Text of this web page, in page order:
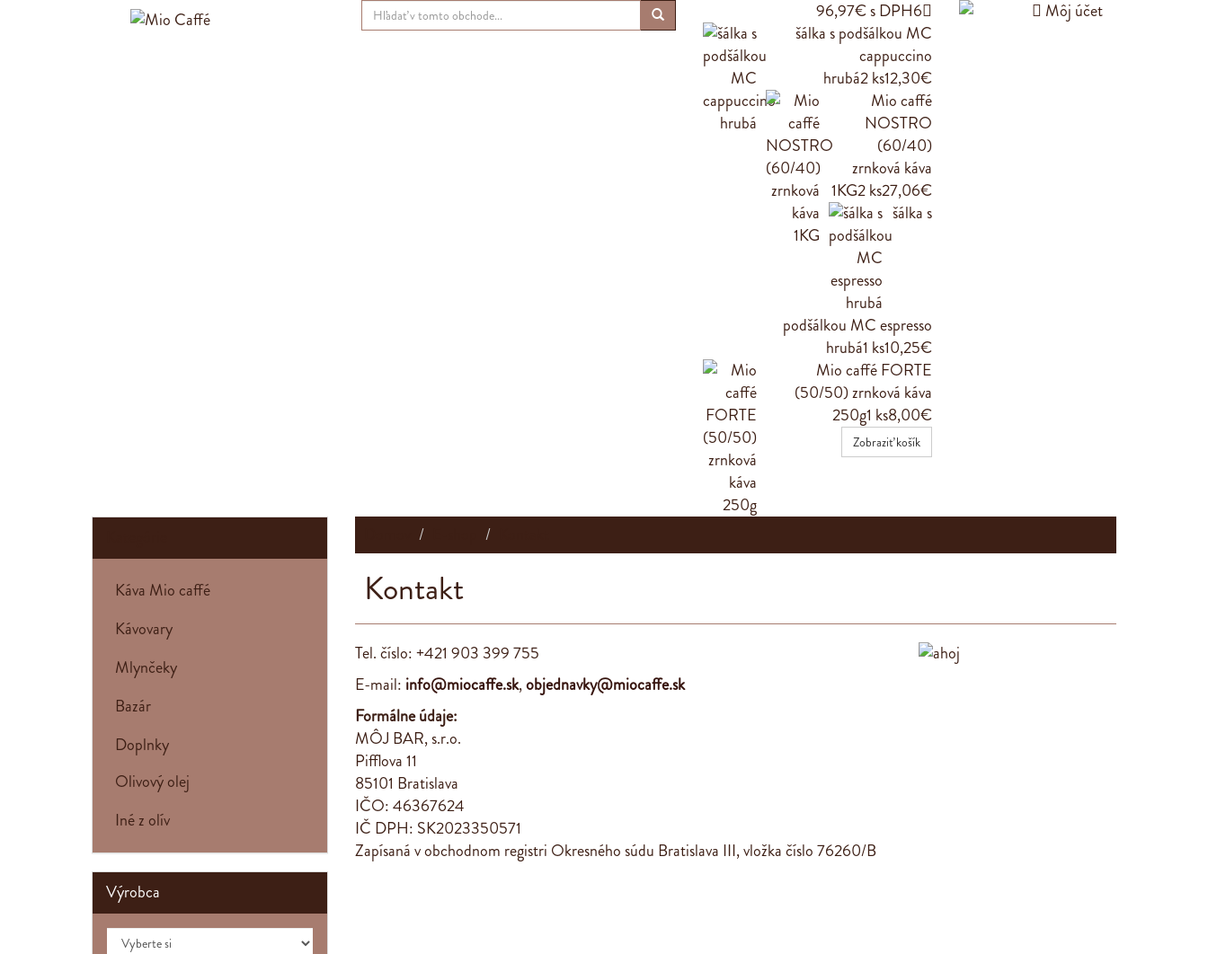
96,97€ s DPH6
šálka s podšálkou MC
cappuccino
hrubá2 ks12,30€
Mio caffé
NOSTRO
(60/40)
zrnková káva
1KG2 ks27,06€
šálka s
podšálkou MC espresso
hrubá1 ks10,25€
Mio caffé FORTE
(50/50) zrnková káva
250g1 ks8,00€
Zobraziť košík
 Môj účet
Kontakt
Tel. číslo: +421 903 399 755
E-mail: info@miocaffe.sk,objednavky@miocaffe.sk
Formálne údaje:
MÔJ BAR, s.r.o.
Pifflova 11
85101 Bratislava
IČO: 46367624
IČ DPH: SK2023350571
Zapísaná v obchodnom registri Okresného súdu Bratislava III, vložka číslo 76260/B
Káva Mio caffé
Kávovary
Mlynčeky
Bazár
Doplnky
Olivový olej
Iné z olív
Výrobca